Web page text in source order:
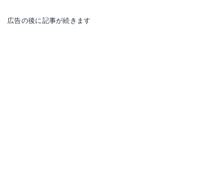
広告の後に記事が続きます